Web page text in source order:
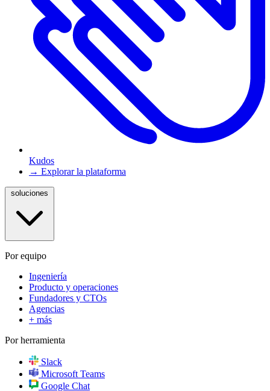
Kudos
→ Explorar la plataforma
Por equipo
Ingeniería
Producto y operaciones
Fundadores y CTOs
Agencias
+ más
Por herramienta
Slack
Microsoft Teams
Google Chat